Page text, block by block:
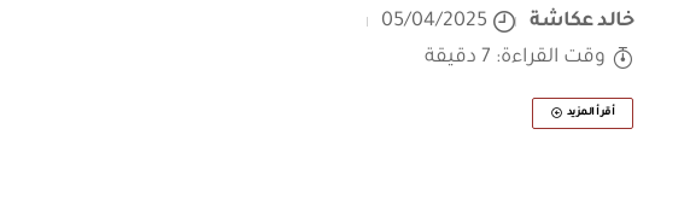
خالد عكاشة
05/04/2025
وقت القراءة: 7 دقيقة
أقرأ المزيد